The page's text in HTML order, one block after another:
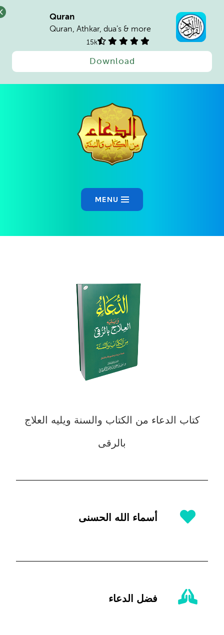
Quran
Quran, Athkar, dua's & more
15k
Download
MENU
كتاب الدعاء من الكتاب والسنة ويليه العلاج
بالرقى
أسماء الله الحسنى
فضل الدعاء